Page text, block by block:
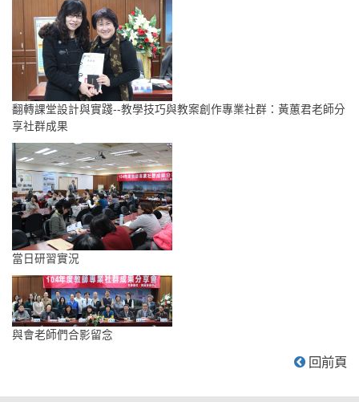
翻轉課堂設計與實踐--教學技巧與教案創作專業社群：黃蕙君老師分
享社群成果
當日研習實況
與會老師們合影留念
回前頁